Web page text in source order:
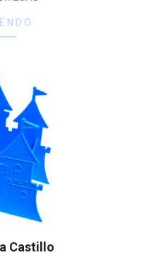
Castillo